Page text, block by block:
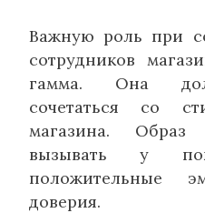
Важную роль при
сотрудников
гамма. Она
сочетаться со
магазина. Образ
вызывать у
положительные
доверия.